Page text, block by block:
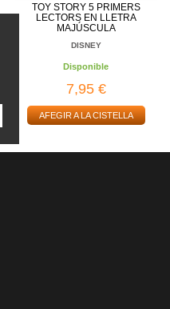
TOY STORY 5 PRIMERS
LECTORS EN LLETRA
MAJÚSCULA
DISNEY
Disponible
7,95 €
AFEGIR A LA CISTELLA